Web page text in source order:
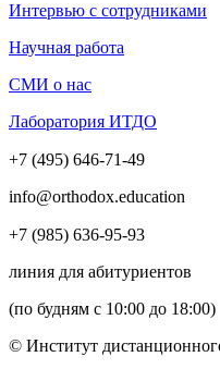
Интервью с сотрудниками
Научная работа
СМИ о нас
Лаборатория ИТДО
+7 (495) 646-71-49
info@orthodox.education
+7 (985) 636-95-93
линия для абитуриентов
(по будням с 10:00 до 18:00)
© Институт